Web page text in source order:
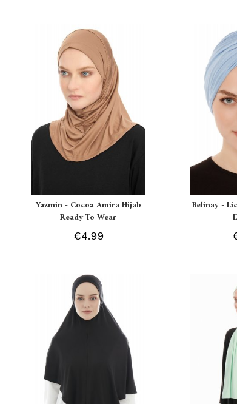
Yazmin - Cocoa Amira Hijab
Ready To Wear
€4.99
Belinay -